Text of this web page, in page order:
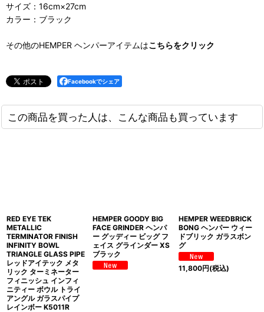
サイズ：16cm×27cm
カラー：ブラック
その他のHEMPER ヘンパーアイテムはこちらをクリック
Facebookでシェア
この商品を買った人は、こんな商品も買っています
RED EYE TEK
METALLIC
TERMINATOR FINISH
INFINITY BOWL
TRIANGLE GLASS PIPE
レッドアイテック メタ
リック ターミネーター
フィニッシュ インフィ
ニティー ボウル トライ
アングル ガラスパイプ
レインボー K5011R
HEMPER GOODY BIG
FACE GRINDER ヘンパ
ー グッディー ビッグ フ
ェイス グラインダー XS
ブラック
HEMPER WEEDBRICK
BONG ヘンパー ウィー
ドブリック ガラスボン
グ
11,800円(税込)